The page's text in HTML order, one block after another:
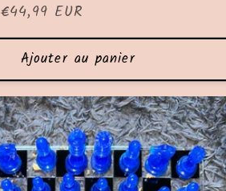
Prix
soldé
€44,99 EUR
Ajouter au panier